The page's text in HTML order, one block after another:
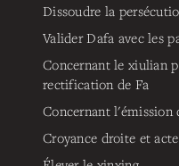
Dissoudre la
Valider Dafa avec les
Concernant le xiulian
rectification de Fa
Concernant l'émission
Croyance droite et